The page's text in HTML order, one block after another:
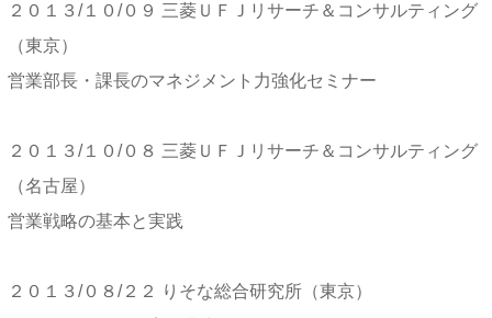
２０１３/１０/０９ 三菱ＵＦＪリサーチ＆コンサルティング
（東京）
営業部長・課長のマネジメント力強化セミナー
２０１３/１０/０８ 三菱ＵＦＪリサーチ＆コンサルティング
（名古屋）
営業戦略の基本と実践
２０１３/０８/２２ りそな総合研究所（東京）